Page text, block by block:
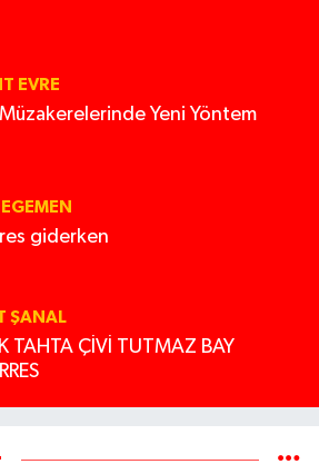
EVRE
Müzakerelerinde Yeni Yöntem
giderken
ŞANAL
TAHTA ÇİVİ TUTMAZ BAY